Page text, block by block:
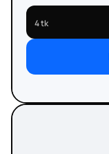
4 tk